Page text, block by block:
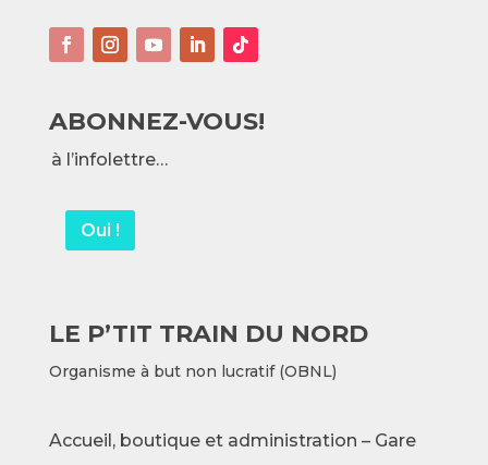
ABONNEZ-VOUS!
à l’infolettre…
Oui !
LE P’TIT TRAIN DU NORD
Organisme à but non lucratif (OBNL)
Accueil, boutique et administration – Gare